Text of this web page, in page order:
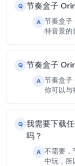
Q 节奏盒子
A 节奏盒子
特音景的
Q 节奏盒子
A 节奏盒子
你可以与
Q 我需要下载
吗？
A 不需要，
中玩，所